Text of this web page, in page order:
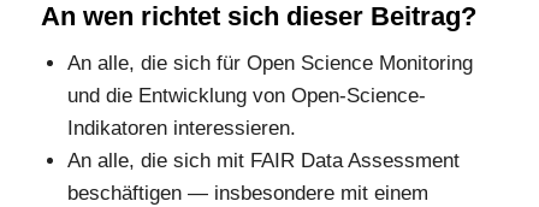
An wen richtet sich dieser Beitrag?
An alle, die sich für Open Science Monitoring
und die Entwicklung von Open-Science-
Indikatoren interessieren.
An alle, die sich mit FAIR Data Assessment
beschäftigen — insbesondere mit einem